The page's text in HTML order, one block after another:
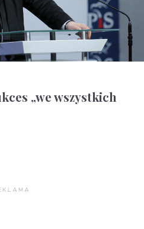
„we wszystkich